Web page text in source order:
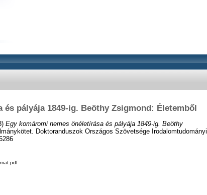
és pályája 1849-ig. Beöthy Zsigmond: Életemből
Egy komáromi nemes önéletírása és pályája 1849-ig. Beöthy
Doktoranduszok Országos Szövetsége Irodalomtudományi